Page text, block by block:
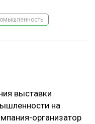
выставки
на
организатор